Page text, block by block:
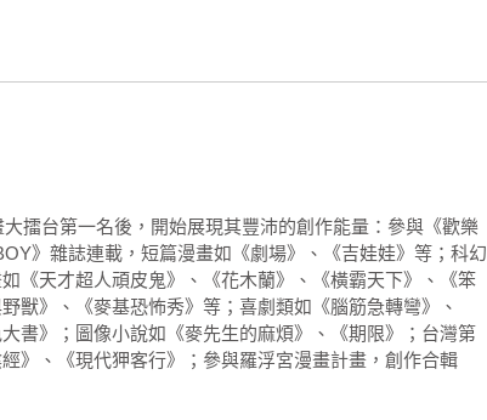
畫30幾個人⋯⋯都是有造型的，不是路人喔！
沒有設定頁，在此說明一下：小海的帽子和衣服都是可以
擂台第一名後，開始展現其豐沛的創作能量：參與《歡樂
》雜誌連載，短篇漫畫如《劇場》、《吉娃娃》等；科幻
《天才超人頑皮鬼》、《花木蘭》、《橫霸天下》、《笨
獸》、《麥基恐怖秀》等；喜劇類如《腦筋急轉彎》、
書》；圖像小說如《麥先生的麻煩》、《期限》；台灣第
》、《現代狎客行》；參與羅浮宮漫畫計畫，創作合輯